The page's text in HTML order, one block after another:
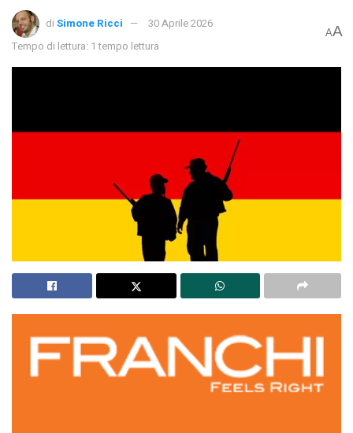
di Simone Ricci
30 Aprile 2026
Tempo di lettura: 1 tempo lettura
AA